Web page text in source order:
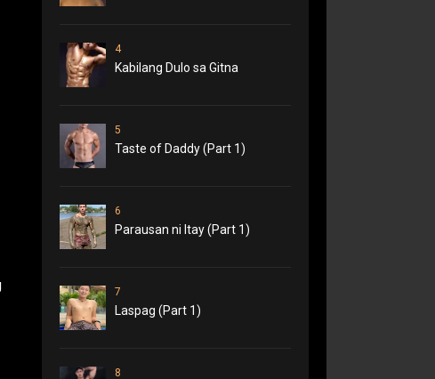
4
Kabilang Dulo sa Gitna
5
Taste of Daddy (Part 1)
6
Parausan ni Itay (Part 1)
7
Laspag (Part 1)
8